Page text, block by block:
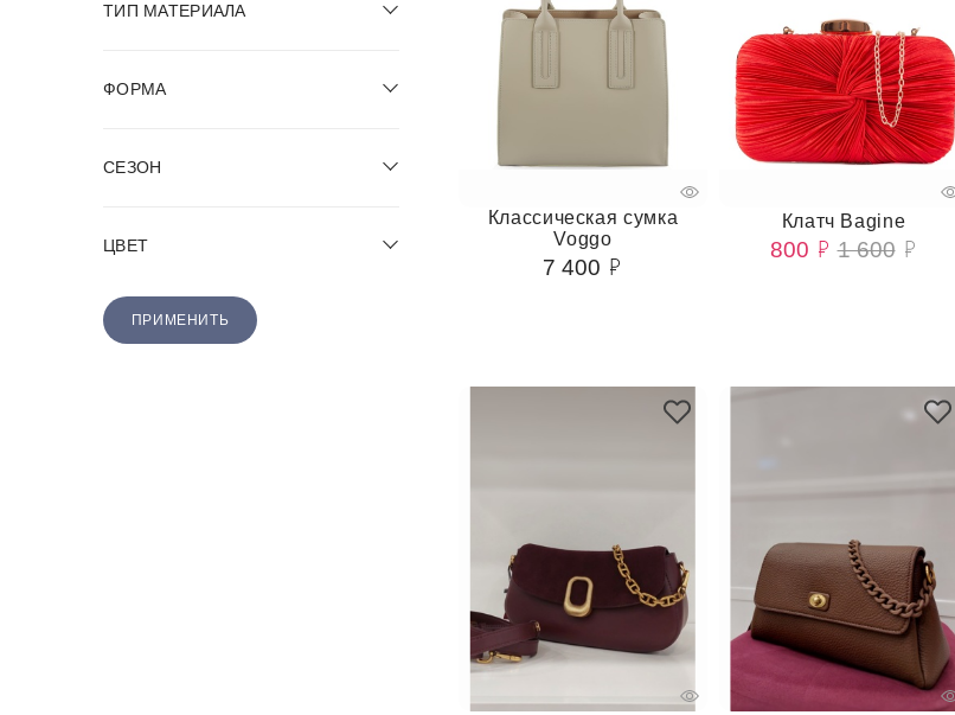
ТИП МАТЕРИАЛА
ФОРМА
СЕЗОН
ЦВЕТ
ПРИМЕНИТЬ
Классическая сумка
Voggo
7 400
Клатч Bagine
800 1 600